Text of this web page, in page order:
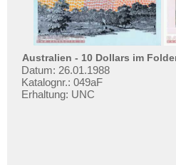
Australien - 10 Dollars im
Datum: 26.01.1988
Katalognr.: 049aF
Erhaltung: UNC